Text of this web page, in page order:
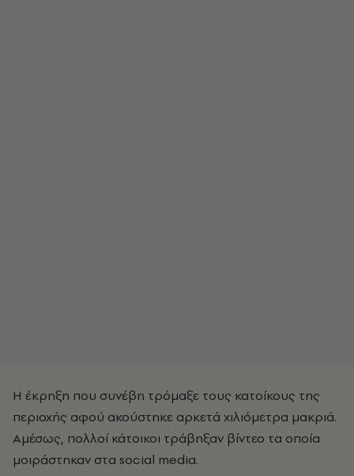
Η έκρηξη που συνέβη τρόμαξε τους κατοίκους της
περιοχής αφού ακούστηκε αρκετά χιλιόμετρα μακριά.
Αμέσως, πολλοί κάτοικοι τράβηξαν βίντεο τα οποία
μοιράστηκαν στα social media.